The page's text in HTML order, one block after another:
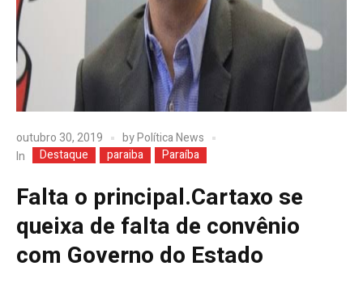
outubro 30, 2019 byPolítica News
In
Destaque paraiba Paraíba
Falta o principal.Cartaxo se
queixa de falta de convênio
com Governo do Estado